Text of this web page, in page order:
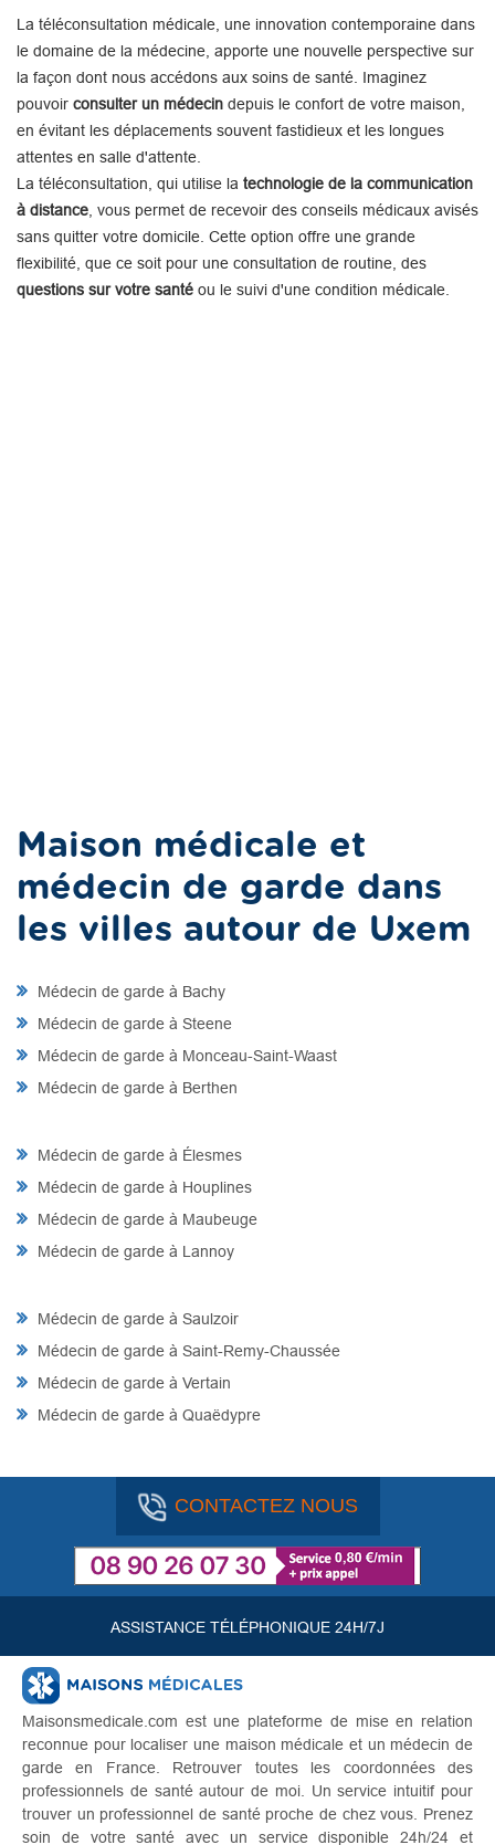
La téléconsultation médicale, une innovation contemporaine dans
le domaine de la médecine, apporte une nouvelle perspective sur
la façon dont nous accédons aux soins de santé. Imaginez
pouvoir consulter un médecin depuis le confort de votre maison,
en évitant les déplacements souvent fastidieux et les longues
attentes en salle d'attente.
La téléconsultation, qui utilise la technologie de la communication
à distance , vous permet de recevoir des conseils médicaux avisés
sans quitter votre domicile. Cette option offre une grande
flexibilité, que ce soit pour une consultation de routine, des
questions sur votre santé ou le suivi d'une condition médicale.
Maison médicale et
médecin de garde dans
les villes autour de Uxem
Médecin de garde à Bachy
Médecin de garde à Steene
Médecin de garde à Monceau-Saint-Waast
Médecin de garde à Berthen
Médecin de garde à Élesmes
Médecin de garde à Houplines
Médecin de garde à Maubeuge
Médecin de garde à Lannoy
Médecin de garde à Saulzoir
Médecin de garde à Saint-Remy-Chaussée
Médecin de garde à Vertain
Médecin de garde à Quaëdypre
CONTACTEZ NOUS
ASSISTANCE TÉLÉPHONIQUE 24H/7J
Maisonsmedicale.com est une plateforme de mise en relation
reconnue pour localiser une maison médicale et un médecin de
garde en France. Retrouver toutes les coordonnées des
professionnels de santé autour de moi. Un service intuitif pour
trouver un professionnel de santé proche de chez vous. Prenez
soin de votre santé avec un service disponible 24h/24 et